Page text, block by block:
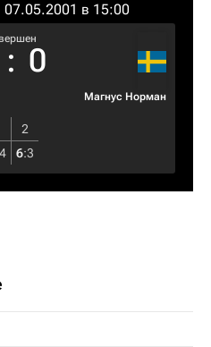
07.05.2001 в 15:00
: 0
Магнус Норман
2
4 6:3